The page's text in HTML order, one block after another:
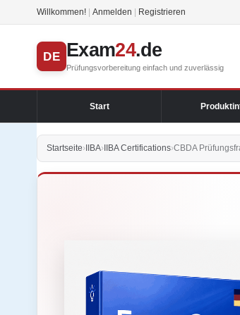
Willkommen! Anmelden Registrieren
DE Exam24.de
Prüfungsvorbereitung einfach und zuverlässig
Start
Startseite› IIBA› IIBA Certifications›CBDA